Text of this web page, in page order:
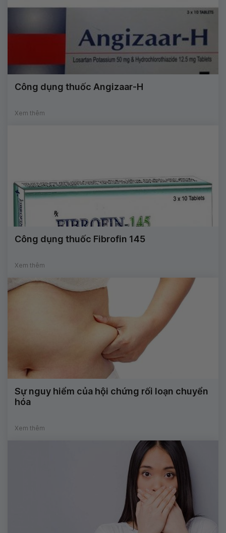
Công dụng thuốc Angizaar-H
Xem thêm
Công dụng thuốc Fibrofin 145
Xem thêm
Sự nguy hiểm của hội chứng rối loạn chuyển
hóa
Xem thêm